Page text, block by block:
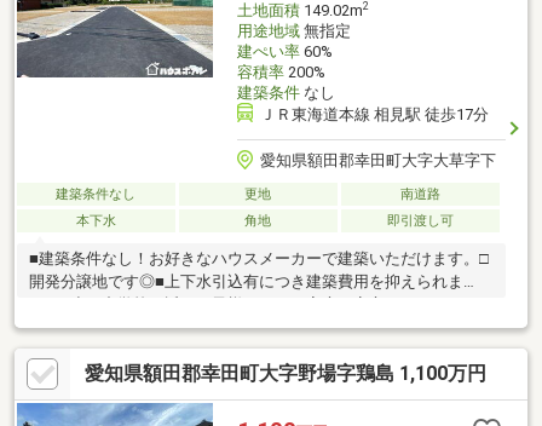
土地面積149.02m2
用途地域無指定
建ぺい率60%
容積率200%
建築条件なし
ＪＲ東海道本線 相見駅 徒歩17分
愛知県額田郡幸田町大字大草字下
建築条件なし 更地
南道路
本下水
角地 即引渡し可
■建築条件なし！お好きなハウスメーカーで建築いただけます。□
開発分譲地です◎■上下水引込有につき建築費用を抑えられま
インフォメーション＊＊■JR東海道本線「相見」駅…徒歩約17分□
幸田小学校…徒歩約8分■北部中学校…徒歩約12分□大草保育園…徒
歩約11分■カネスエ幸田店…車約3分物件の詳細はもちろん、住宅
ローンなどのご相談も承ります！まずはお気軽にお問い合わせく
ださい♪
愛知県額田郡幸田町大字野場字鶏島 1,100万円